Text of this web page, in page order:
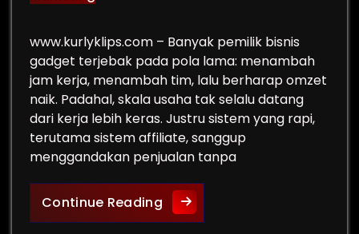
www.kurlyklips.com – Banyak pemilik bisnis
gadget terjebak pada pola lama: menambah
jam kerja, menambah tim, lalu berharap omzet
naik. Padahal, skala usaha tak selalu datang
dari kerja lebih keras. Justru sistem yang rapi,
terutama sistem affiliate, sanggup
menggandakan penjualan tanpa
Continue ReadingRahasia Scale Bisnis